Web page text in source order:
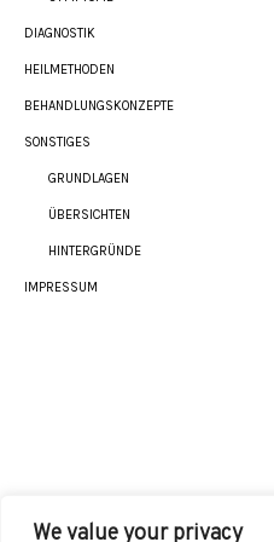
We value your privacy
DIAGNOSTIK
HEILMETHODEN
BEHANDLUNGSKONZEPTE
SONSTIGES
GRUNDLAGEN
ÜBERSICHTEN
HINTERGRÜNDE
IMPRESSUM